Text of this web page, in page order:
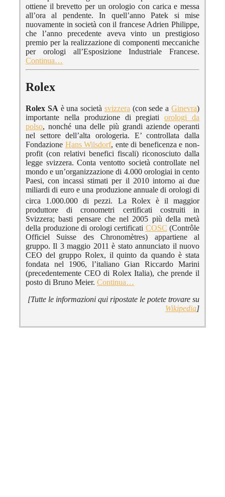
ottiene il brevetto per un orologio con carica e messa
all’ora al pendente. In quell’anno Patek si mise
nuovamente in società con il francese Adrien Philippe,
che l’anno precedente aveva vinto un prestigioso
premio per la realizzazione di componenti meccaniche
per orologi all’Esposizione Industriale Francese.
Continua…
Rolex
Rolex SA è una società svizzera (con sede aGinevra)
importante nella produzione di pregiatiorologi da
polso, nonché una delle più grandi aziende operanti
nel settore dell’alta orologeria. E’ controllata dalla
Fondazione Hans Wilsdorf, ente di beneficenza e non-
profit (con relativi benefici fiscali) riconosciuto dalla
legge svizzera. Conta ventotto società controllate nel
mondo e un’organizzazione di 4.000 orologiai in cento
Paesi, con incassi stimati per il 2010 intorno ai due
miliardi di euro e una produzione annuale di orologi di
circa 1.000.000 di pezzi. La Rolex è il maggior
produttore di cronometri certificati costruiti in
Svizzera; basti pensare che nel 2005 più della metà
della produzione di orologi certificati COSC (Contrôle
Officiel Suisse des Chronomètres) appartiene al
gruppo. Il 3 maggio 2011 è stato annunciato il nuovo
CEO del gruppo Rolex, il quinto da quando è stata
fondata nel 1906, l’italiano Gian Riccardo Marini
(precedentemente CEO di Rolex Italia), che prende il
posto di Bruno Meier. Continua…
[Tutte le informazioni qui ripostate le potete trovare su
Wikipedia]